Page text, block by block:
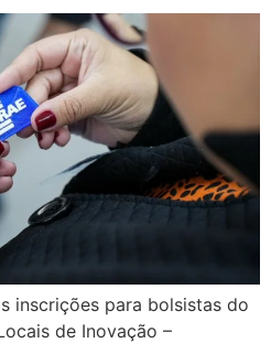
inscrições para bolsistas do
de Inovação –